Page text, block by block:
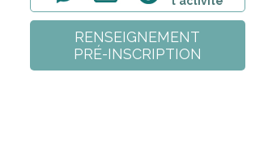
RENSEIGNEMENT
PRÉ-INSCRIPTION